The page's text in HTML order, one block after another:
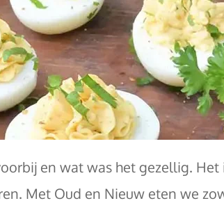
en wat was het gezellig.
Met Oud en Nieuw eten we